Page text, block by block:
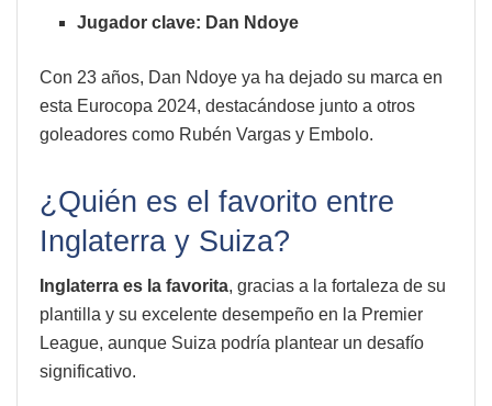
Jugador clave: Dan Ndoye
Con 23 años, Dan Ndoye ya ha dejado su marca en
esta Eurocopa 2024, destacándose junto a otros
goleadores como Rubén Vargas y Embolo.
¿Quién es el favorito entre
Inglaterra y Suiza?
Inglaterra es la favorita, gracias a la fortaleza de su
plantilla y su excelente desempeño en la Premier
League, aunque Suiza podría plantear un desafío
significativo.